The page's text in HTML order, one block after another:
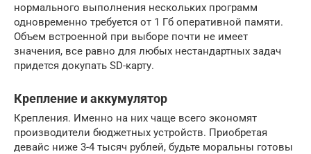
нормального выполнения нескольких программ
одновременно требуется от 1 Гб оперативной памяти.
Объем встроенной при выборе почти не имеет
значения, все равно для любых нестандартных задач
придется докупать SD-карту.
Крепление и аккумулятор
Крепления. Именно на них чаще всего экономят
производители бюджетных устройств. Приобретая
девайс ниже 3-4 тысяч рублей, будьте моральны готовы